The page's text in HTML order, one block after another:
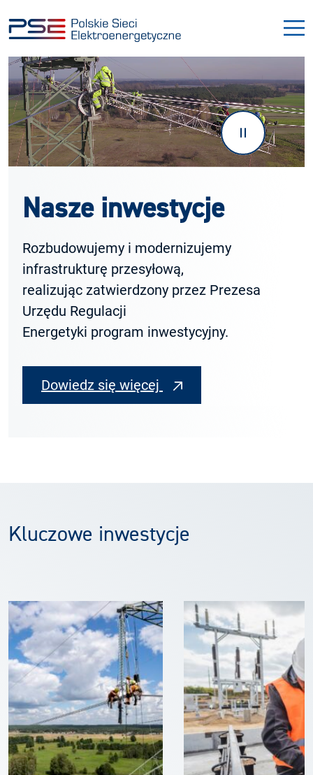
do
menu
do
treści
Nasze inwestycje
Rozbudowujemy i modernizujemy
infrastrukturę przesyłową,
realizując zatwierdzony przez Prezesa
Urzędu Regulacji
Energetyki program inwestycyjny.
Dowiedz się więcej
Kluczowe inwestycje